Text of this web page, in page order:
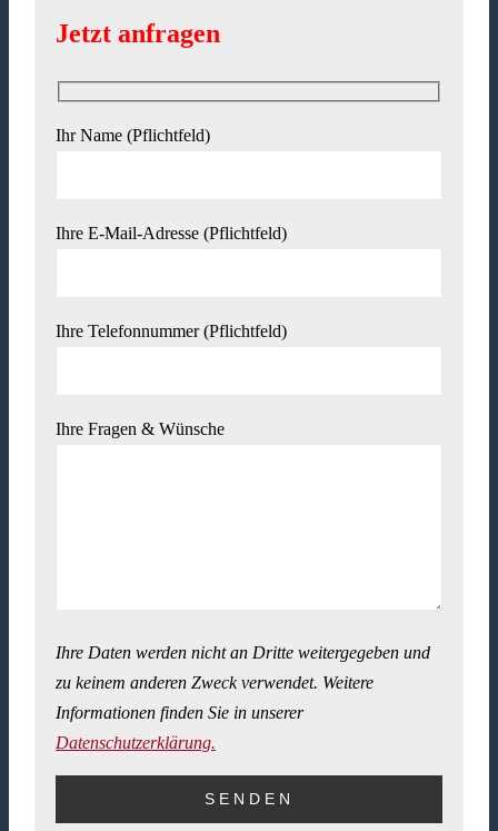
Jetzt anfragen
Ihr Name (Pflichtfeld)
Ihre E-Mail-Adresse (Pflichtfeld)
Ihre Telefonnummer (Pflichtfeld)
Ihre Fragen & Wünsche
Ihre Daten werden nicht an Dritte weitergegeben und
zu keinem anderen Zweck verwendet. Weitere
Informationen finden Sie in unserer
Datenschutzerklärung.